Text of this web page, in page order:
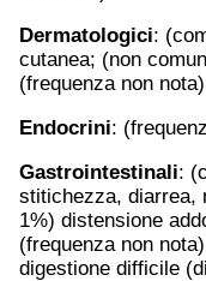
Dermatologici:
cutanea; (non
(frequenza non
Endocrini:
Gastrointestinali:
stitichezza, diarrea,
1%) distensione
(frequenza non
digestione difficile